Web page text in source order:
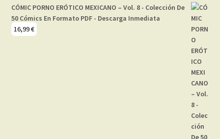
CÓMIC PORNO ERÓTICO MEXICANO – Vol. 8 - Colección De
50 Cómics En Formato PDF - Descarga Inmediata
16,99€